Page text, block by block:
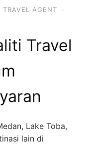
TRAVEL AGENT ·
Travel
Lake Toba,
lain di